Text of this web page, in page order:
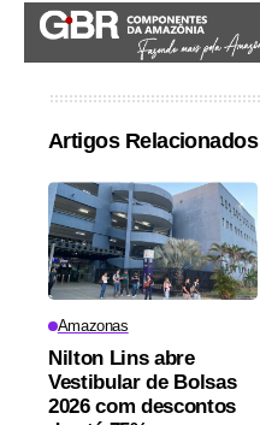
Artigos Relacionados
Amazonas
Nilton Lins abre
Vestibular de Bolsas
2026 com descontos